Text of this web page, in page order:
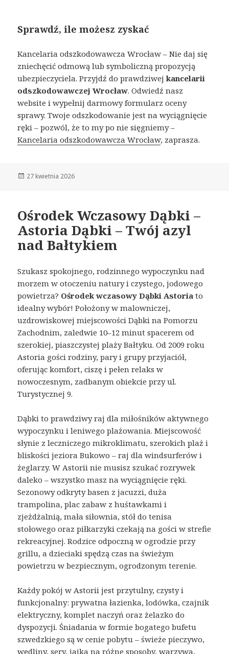
Sprawdź, ile możesz zyskać
Kancelaria odszkodowawcza Wrocław – Nie daj się
zniechęcić odmową lub symboliczną propozycją
ubezpieczyciela. Przyjdź do prawdziwejkancelarii
odszkodowawczej Wrocław. Odwiedź nasz
website i wypełnij darmowy formularz oceny
sprawy. Twoje odszkodowanie jest na wyciągnięcie
ręki – pozwól, że to my po nie sięgniemy –
Kancelaria odszkodowawcza Wrocław, zaprasza.
Opublikowano
27 kwietnia 2026
Ośrodek Wczasowy Dąbki –
Astoria Dąbki – Twój azyl
nad Bałtykiem
Szukasz spokojnego, rodzinnego wypoczynku nad
morzem w otoczeniu natury i czystego, jodowego
powietrza? Ośrodek wczasowy Dąbki Astoria to
idealny wybór! Położony w malowniczej,
uzdrowiskowej miejscowości Dąbki na Pomorzu
Zachodnim, zaledwie 10–12 minut spacerem od
szerokiej, piaszczystej plaży Bałtyku. Od 2009 roku
Astoria gości rodziny, pary i grupy przyjaciół,
oferując komfort, ciszę i pełen relaks w
nowoczesnym, zadbanym obiekcie przy ul.
Turystycznej 9.
Dąbki to prawdziwy raj dla miłośników aktywnego
wypoczynku i leniwego plażowania. Miejscowość
słynie z leczniczego mikroklimatu, szerokich plaż i
bliskości jeziora Bukowo – raj dla windsurferów i
żeglarzy. W Astorii nie musisz szukać rozrywek
daleko – wszystko masz na wyciągnięcie ręki.
Sezonowy odkryty basen z jacuzzi, duża
trampolina, plac zabaw z huśtawkami i
zjeżdżalnią, mała siłownia, stół do tenisa
stołowego oraz piłkarzyki czekają na gości w strefie
rekreacyjnej. Rodzice odpoczną w ogrodzie przy
grillu, a dzieciaki spędzą czas na świeżym
powietrzu w bezpiecznym, ogrodzonym terenie.
Każdy pokój w Astorii jest przytulny, czysty i
funkcjonalny: prywatna łazienka, lodówka, czajnik
elektryczny, komplet naczyń oraz żelazko do
dyspozycji. Śniadania w formie bogatego bufetu
szwedzkiego są w cenie pobytu – świeże pieczywo,
wędliny, sery, jajka na różne sposoby, warzywa,